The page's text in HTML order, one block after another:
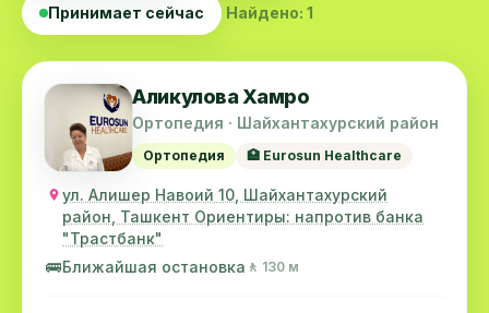
Принимает сейчас Найдено: 1
Аликулова Хамро
Ортопедия · Шайхантахурский район
Ортопедия 🏥 Eurosun Healthcare
ул. Алишер Навоий 10, Шайхантахурский
район, Ташкент Ориентиры: напротив банка
"Трастбанк"
🚌Ближайшая остановка 🚶 130 м